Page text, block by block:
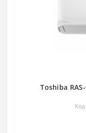
Toshiba RAS-